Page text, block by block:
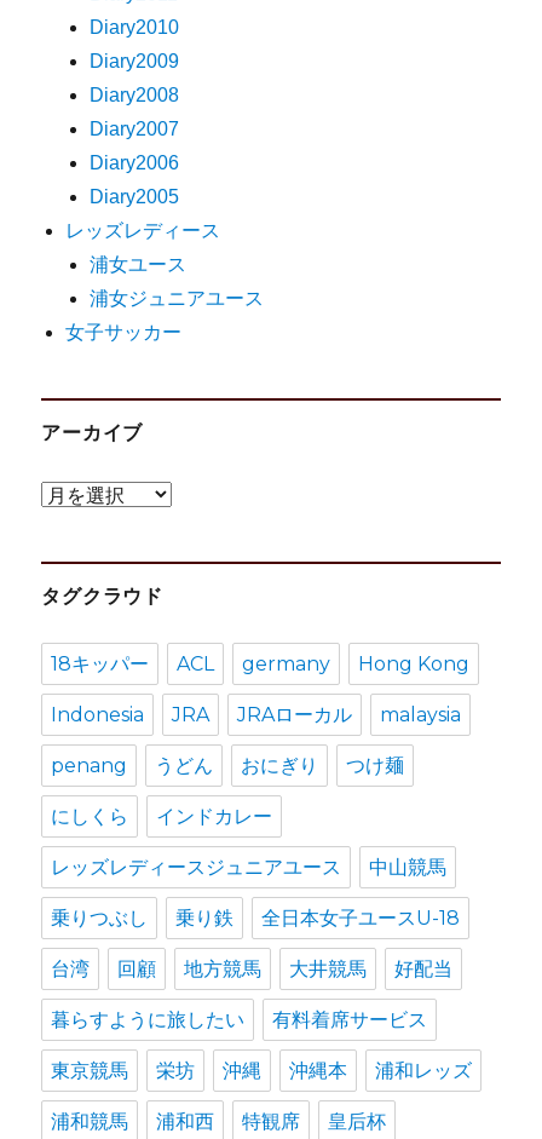
Diary2010
Diary2009
Diary2008
Diary2007
Diary2006
Diary2005
レッズレディース
浦女ユース
浦女ジュニアユース
女子サッカー
アーカイブ
ア
カ
イ
タグクラウド
18キッパー ACL germany Hong Kong
Indonesia JRA JRAローカル malaysia
penang うどん おにぎり つけ麺
にしくら インドカレー
レッズレディースジュニアユース 中山競馬
乗りつぶし 乗り鉄 全日本女子ユースU-18
台湾 回顧 地方競馬 大井競馬 好配当
暮らすように旅したい 有料着席サービス
東京競馬 栄坊 沖縄 沖縄本 浦和レッズ
浦和競馬 浦和西 特観席 皇后杯